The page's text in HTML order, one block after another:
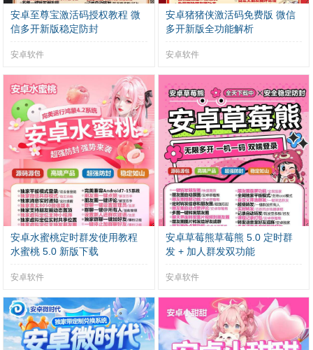
安卓至尊宝激活码授权教程 微
信多开新版稳定防封
安卓软件
安卓猪猪侠激活码免费版 微信
多开新版全功能解析
安卓软件
安卓水蜜桃定时群发使用教程
水蜜桃 5.0 新版下载
安卓软件
安卓草莓熊草莓熊 5.0 定时群
发 + 加人群发双功能
安卓软件